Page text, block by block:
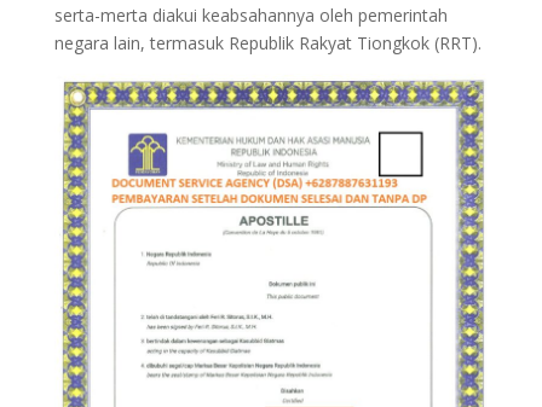
serta-merta diakui keabsahannya oleh pemerintah
negara lain, termasuk Republik Rakyat Tiongkok (RRT).